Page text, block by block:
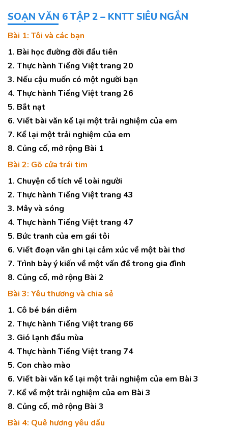
SOẠN VĂN 6 TẬP 2 – KNTT SIÊU NGẮN
Bài 1: Tôi và các bạn
1. Bài học đường đời đầu tiên
2. Thực hành Tiếng Việt trang 20
3. Nếu cậu muốn có một người bạn
4. Thực hành Tiếng Việt trang 26
5. Bắt nạt
6. Viết bài văn kể lại một trải nghiệm của em
7. Kể lại một trải nghiệm của em
8. Củng cố, mở rộng Bài 1
Bài 2: Gõ cửa trái tim
1. Chuyện cổ tích về loài người
2. Thực hành Tiếng Việt trang 43
3. Mây và sóng
4. Thực hành Tiếng Việt trang 47
5. Bức tranh của em gái tôi
6. Viết đoạn văn ghi lại cảm xúc về một bài thơ
7. Trình bày ý kiến về một vấn đề trong gia đình
8. Củng cố, mở rộng Bài 2
Bài 3: Yêu thương và chia sẻ
1. Cô bé bán diêm
2. Thực hành Tiếng Việt trang 66
3. Gió lạnh đầu mùa
4. Thực hành Tiếng Việt trang 74
5. Con chào mào
6. Viết bài văn kể lại một trải nghiệm của em Bài 3
7. Kể về một trải nghiệm của em Bài 3
8. Củng cố, mở rộng Bài 3
Bài 4: Quê hương yêu dấu